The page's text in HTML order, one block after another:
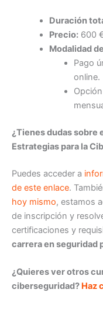
Duración
Precio:600
Modalidad
Pago
online.
¿Tienes dudas sobre
Estrategias para la
Puedes acceder a
de este enlace.
hoy mismo, estamos
de inscripción y
certificaciones y
carrera en seguridad
¿Quieres ver otros
ciberseguridad? Haz